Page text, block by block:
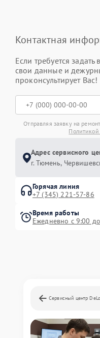
Контактная
Если требуется задать
свои данные и
проконсультирует Вас!
Отправляя заявку на
Политикой
Адрес сервисного
г. Тюмень,
Горячая линия
+7 (345) 221-57-86
Время работы
Ежедневно с 9:00
Сервисный центр